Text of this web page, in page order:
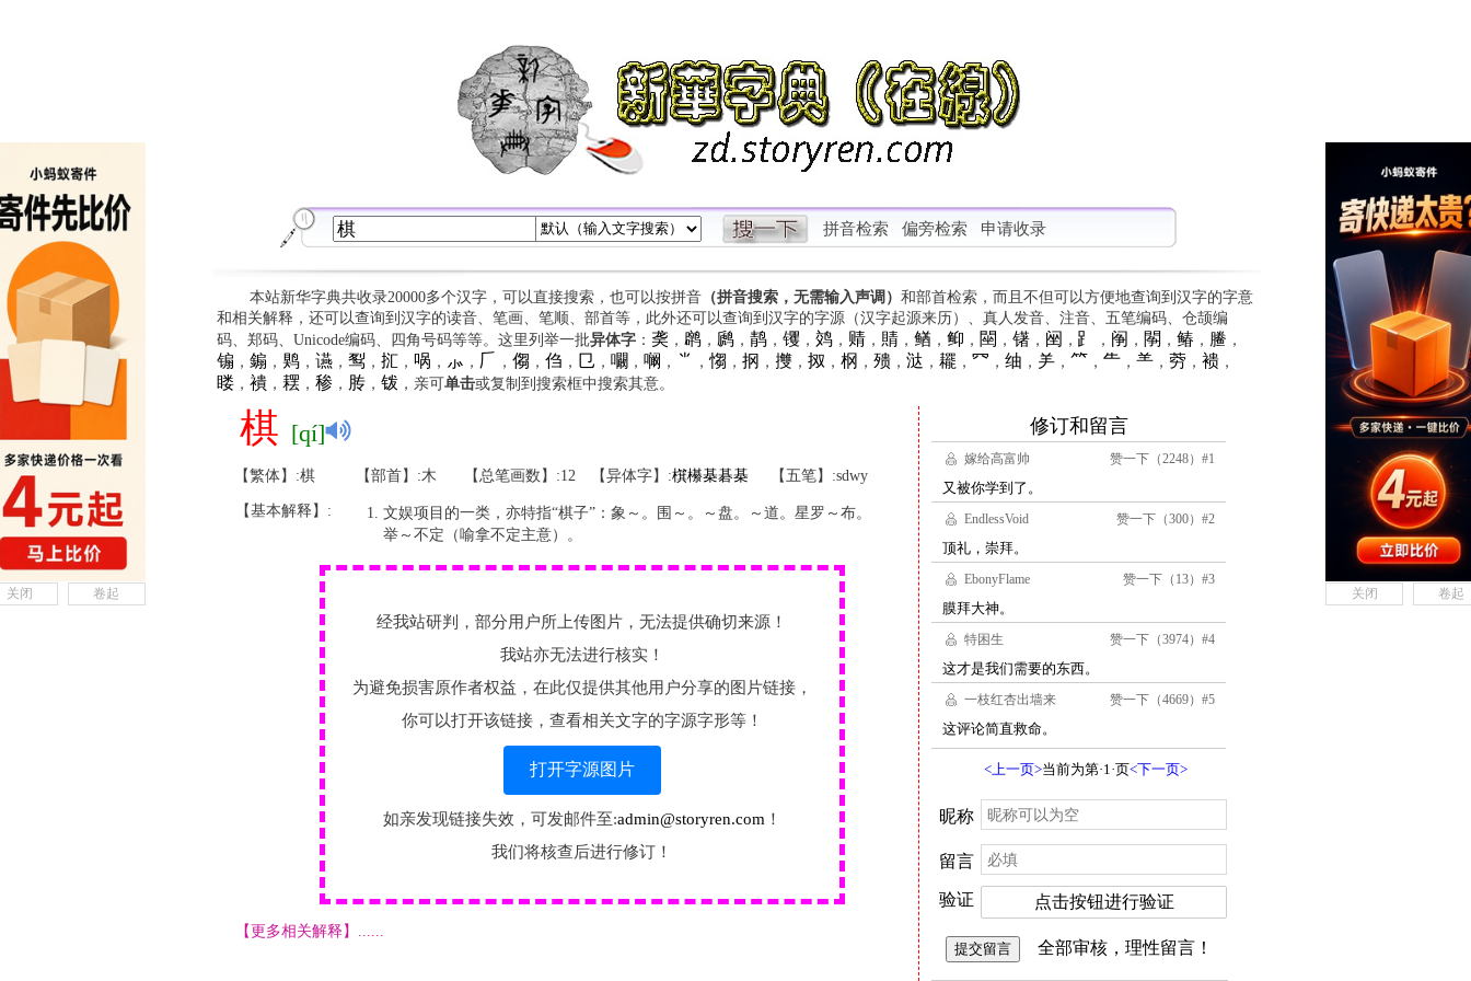
拼音检索 偏旁检索 申请收录
本站新华字典共收录20000多个汉字，可以直接搜索，也可以按拼音（拼音搜索，无需输入声调） 和部首检索，而且不但可以方便地查询到汉字的字意
和相关解释，还可以查询到汉字的读音、笔画、笔顺、部首等，此外还可以查询到汉字的字源（汉字起源来历）、真人发音、注音、五笔编码、仓颉编
码、郑码、Unicode编码、四角号码等等。这里列举一批异体字： 䶮 ， 䴙， 䴘， 䴖， 䦆， 䴔， 䞍， 䝼， 䲡 ， 䲟 ， 䦟 ， 䦃， 䦷 ， ⻊ ， 䦶 ， 䦛 ， 䲠 ， 䲢 ，
䦂 ， 䥇 ， 䴗， 䜩， 䴕， 㧟 ， 㖞 ， ⺗ ， 𠂆 ， 㑳 ， 㑇 ， 㔾 ， 㘚 ， 㘎 ， ⺌ ， 㥮 ， 㧏 ， 㩳， 㧐 ， 㭎 ， 㱮， 㳠 ， 䎱 ， ⺳ ， 䌷 ， ⺶， ⺮ ， ⺧， ⺷， 䓖， 䙌，
䁖， 䙡， 䎬 ， 䅟， 䏝， 䥽，亲可单击或复制到搜索框中搜索其意。
棋 [qí]
【繁体】:棋 【部首】:木 【总笔画数】:12 【异体字】:檱櫀棊碁棊 【五笔】:sdwy
【基本解释】:
文娱项目的一类，亦特指“棋子”：象～。围～。～盘。～道。星罗～布。
举～不定（喻拿不定主意）。
经我站研判，部分用户所上传图片，无法提供确切来源！
我站亦无法进行核实！
为避免损害原作者权益，在此仅提供其他用户分享的图片链接，
你可以打开该链接，查看相关文字的字源字形等！
打开字源图片
如亲发现链接失效，可发邮件至:admin@storyren.com ！
我们将核查后进行修订！
【更多相关解释】......
关闭 卷起 关闭 卷起